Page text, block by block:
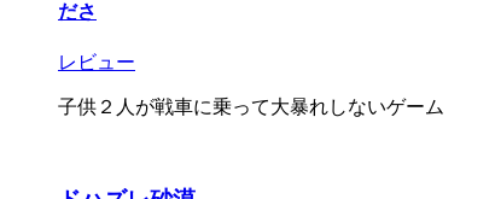
ださ
レビュー
子供２人が戦車に乗って大暴れしないゲーム